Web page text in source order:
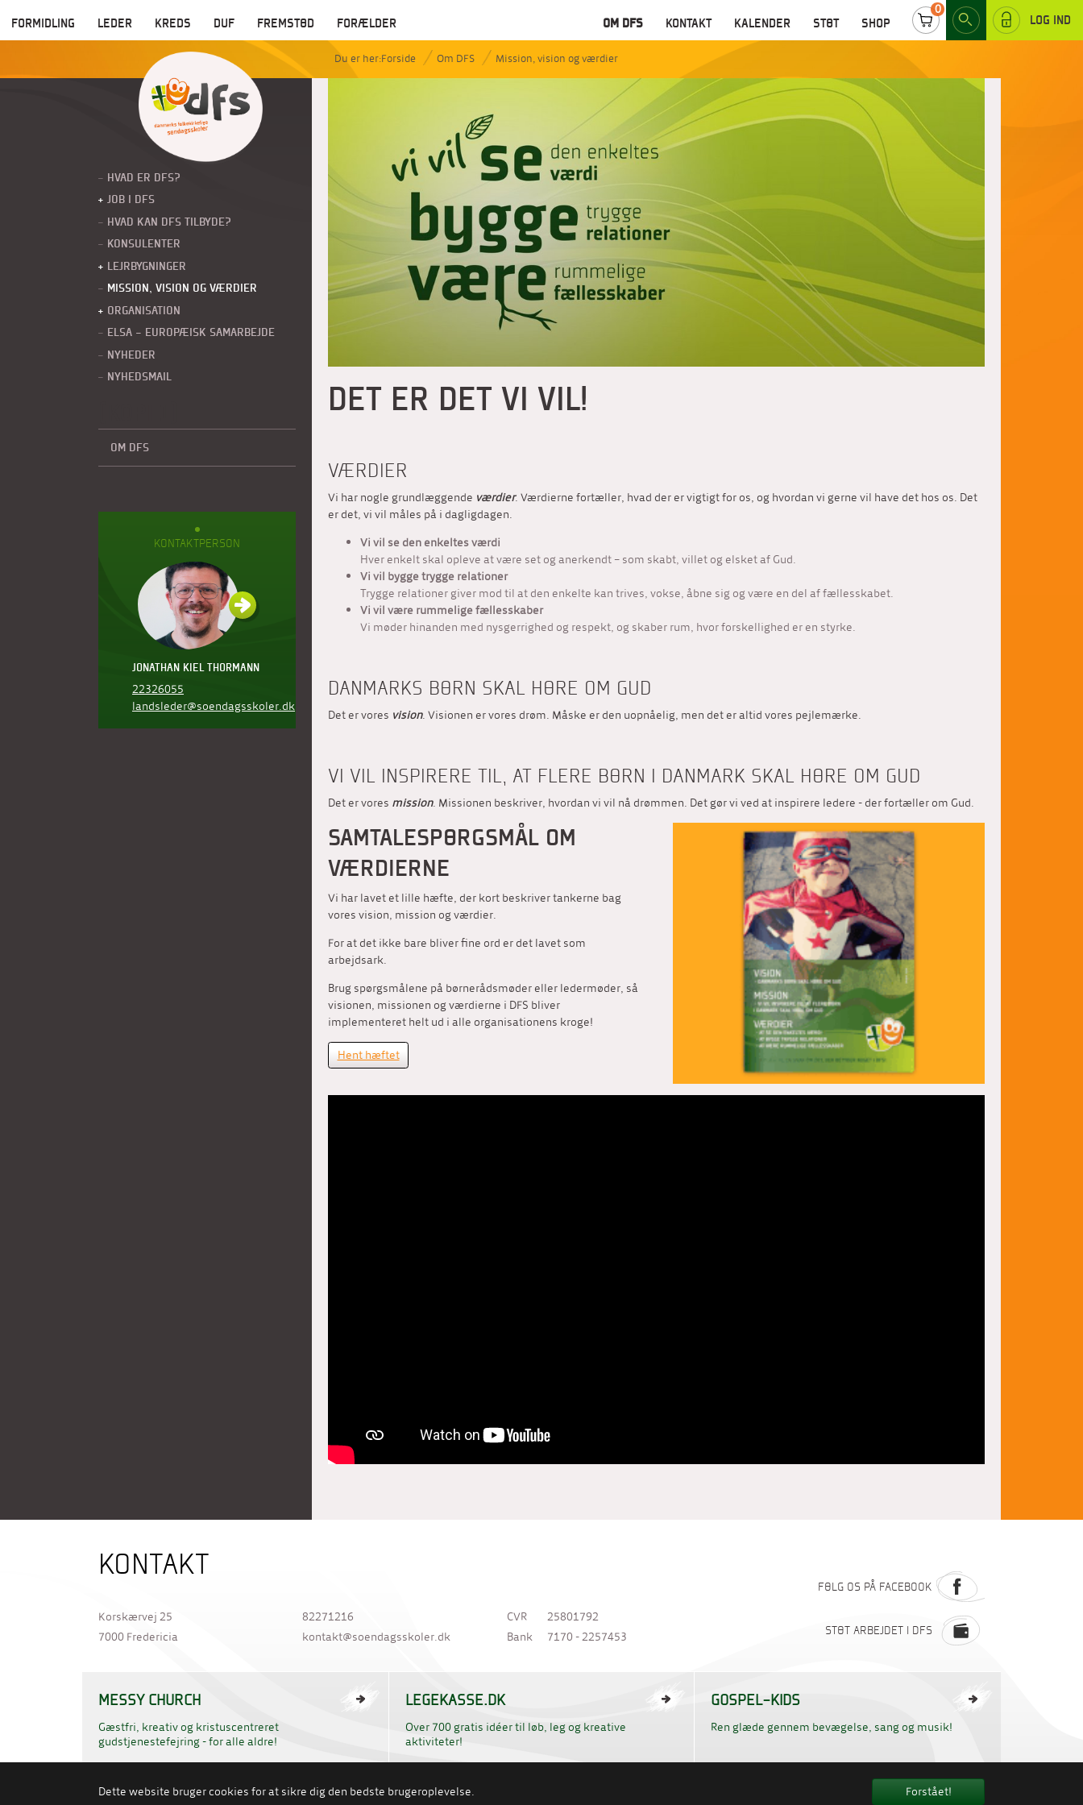
Dette website bruger cookies for at sikre dig den bedste brugeroplevelse. Forstået!
FORMIDLING LEDER KREDS DUF FREMSTØD FORÆLDER OM DFS KONTAKT KALENDER STØT SHOP
0
LOG IND
Forside Om DFS Mission, vision og værdier
HVAD ER DFS?
JOB I DFS
HVAD KAN DFS TILBYDE?
KONSULENTER
LEJRBYGNINGER
MISSION, VISION OG VÆRDIER(CURRENT)
ORGANISATION
ELSA - EUROPÆISK SAMARBEJDE
NYHEDER
NYHEDSMAIL
OM DFS
KONTAKTPERSON
JONATHAN KIEL THORMANN
22326055
landsleder@soendagsskoler.dk
DET ER DET VI VIL!
VÆRDIER
Vi har nogle grundlæggende værdier. Værdierne fortæller, hvad der er vigtigt for os, og hvordan vi gerne vil have det hos os. Det
er det, vi vil måles på i dagligdagen.
Vi vil se den enkeltes værdi
Hver enkelt skal opleve at være set og anerkendt – som skabt, villet og elsket af Gud.
Vi vil bygge trygge relationer
Trygge relationer giver mod til at den enkelte kan trives, vokse, åbne sig og være en del af fællesskabet.
Vi vil være rummelige fællesskaber
Vi møder hinanden med nysgerrighed og respekt, og skaber rum, hvor forskellighed er en styrke.
DANMARKS BØRN SKAL HØRE OM GUD
Det er vores vision. Visionen er vores drøm. Måske er den uopnåelig, men det er altid vores pejlemærke.
VI VIL INSPIRERE TIL, AT FLERE BØRN I DANMARK SKAL HØRE OM GUD
Det er vores mission. Missionen beskriver, hvordan vi vil nå drømmen. Det gør vi ved at inspirere ledere - der fortæller om Gud.
SAMTALESPØRGSMÅL OM
VÆRDIERNE
Vi har lavet et lille hæfte, der kort beskriver tankerne bag
vores vision, mission og værdier.
For at det ikke bare bliver fine ord er det lavet som
arbejdsark.
Brug spørgsmålene på børnerådsmøder eller ledermøder, så
visionen, missionen og værdierne i DFS bliver
implementeret helt ud i alle organisationens kroge!
Hent hæftet
KONTAKT
Korskærvej 25
7000 Fredericia
82271216
kontakt@soendagsskoler.dk
CVR
25801792
Bank
7170 - 2257453
FØLG OS PÅ FACEBOOK
STØT ARBEJDET I DFS
MESSY CHURCH
Gæstfri, kreativ og kristuscentreret
gudstjenestefejring - for alle aldre!
LEGEKASSE.DK
Over 700 gratis idéer til løb, leg og kreative
aktiviteter!
GOSPEL-KIDS
Ren glæde gennem bevægelse, sang og musik!
PERSONDATAPOLITIK COOKIES HANDELSBETINGELSER